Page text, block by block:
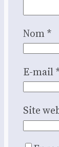
Nom*
E-mail
Site